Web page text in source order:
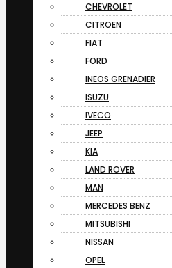
CHEVROLET
CITROEN
FIAT
FORD
INEOS GRENADIER
ISUZU
IVECO
JEEP
KIA
LAND ROVER
MAN
MERCEDES BENZ
MITSUBISHI
NISSAN
OPEL